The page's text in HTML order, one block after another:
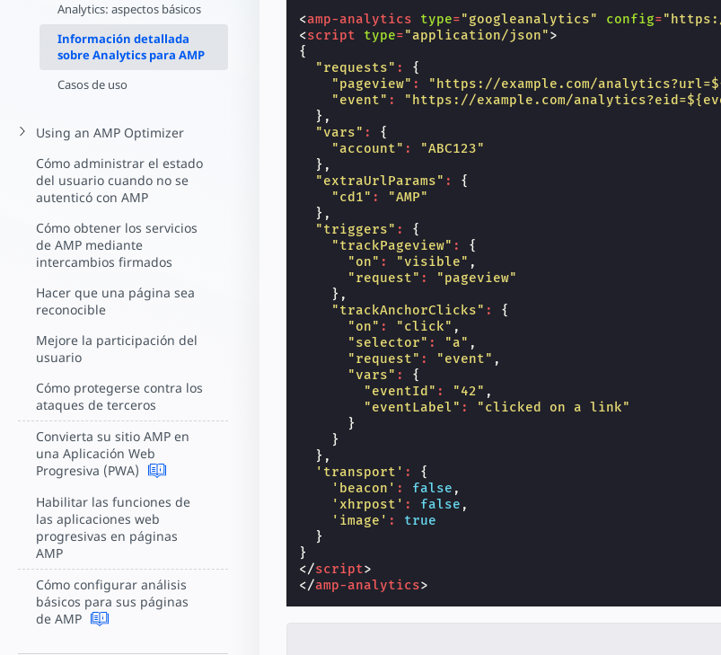
Analytics: aspectos básicos
Información detallada
sobre Analytics para AMP
Casos de uso
Using an AMP Optimizer
Cómo administrar el estado
del usuario cuando no se
autenticó con AMP
Cómo obtener los servicios
de AMP mediante
intercambios firmados
Hacer que una página sea
reconocible
Mejore la participación del
usuario
Cómo protegerse contra los
ataques de terceros
Convierta su sitio AMP en
una Aplicación Web
Progresiva (PWA)
Habilitar las funciones de
las aplicaciones web
progresivas en páginas
AMP
Cómo configurar análisis
básicos para sus páginas
de AMP
<amp-analytics type="googleanalytics" config=
<script type="application/json">
{
"requests" :
{
"pageview" : "https://example.com/
"event" :
"https://example.com/
},
"vars" :
{
"account" :
"ABC123"
},
"extraUrlParams" :
{
"cd1" :
"AMP"
},
"triggers" :
{
"trackPageview" :
{
"on" : "visible" ,
"request" :
"pageview"
},
"trackAnchorClicks" :
{
"on" : "click" ,
"selector" : "a" ,
"request" : "event" ,
"vars" :
{
"eventId" : "42" ,
"eventLabel" :
"clicked on a link"
}
}
},
'transport' :
{
'beacon' : false ,
'xhrpost' : false ,
'image' :
true
}
}
</script>
</amp-analytics>